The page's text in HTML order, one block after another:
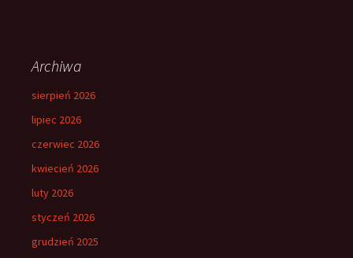
Archiwa
sierpień 2026
lipiec 2026
czerwiec 2026
kwiecień 2026
luty 2026
styczeń 2026
grudzień 2025